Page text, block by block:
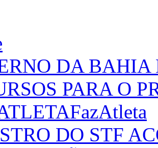
DA
PARA O
DO STF